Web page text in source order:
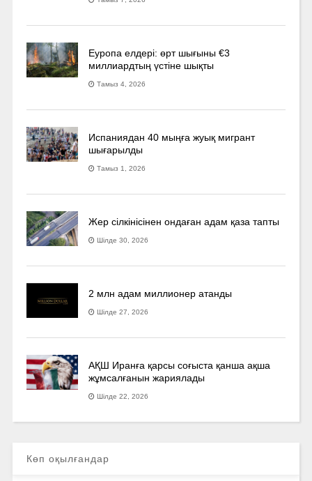
Еуропа елдері: өрт шығыны €3
миллиардтың үстіне шықты
Тамыз 4, 2026
Испаниядан 40 мыңға жуық мигрант
шығарылды
Тамыз 1, 2026
Жер сілкінісінен ондаған адам қаза тапты
Шілде 30, 2026
2 млн адам миллионер атанды
Шілде 27, 2026
АҚШ Иранға қарсы соғыста қанша ақша
жұмсалғанын жариялады
Шілде 22, 2026
Көп оқылғандар